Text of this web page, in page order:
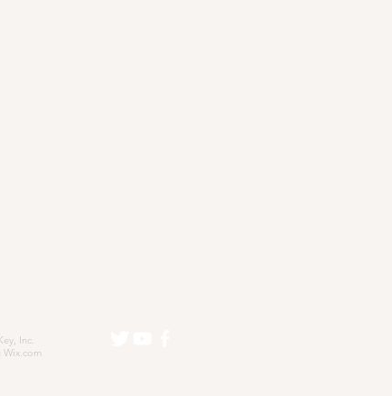
Inc.
Wix.com